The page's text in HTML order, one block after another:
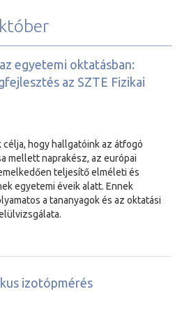
egyetemi oktatásban:
az SZTE Fizikai
hogy hallgatóink az átfogó
mellett naprakész, az európai
teljesítő elméleti és
egyetemi éveik alatt. Ennek
a tananyagok és az oktatási
izotópmérés